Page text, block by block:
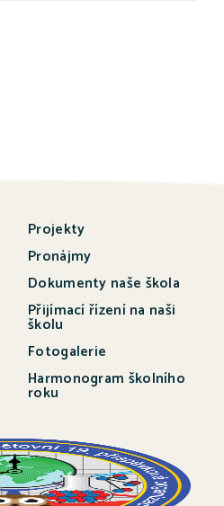
Projekty
Pronájmy
Dokumenty naše škola
Přijímací řízení na naši
školu
Fotogalerie
Harmonogram školního
roku